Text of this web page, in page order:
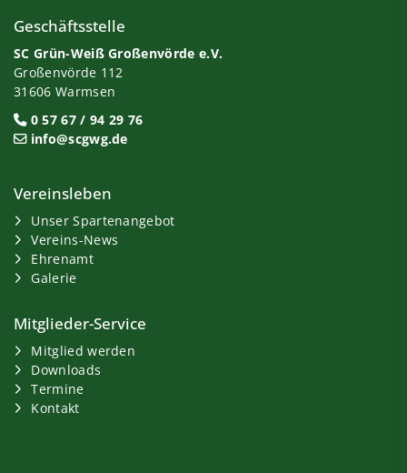
Geschäftsstelle
SC Grün-Weiß Großenvörde e.V.
Großenvörde 112
31606 Warmsen
0 57 67 / 94 29 76
info@scgwg.de
Vereinsleben
Unser Spartenangebot
Vereins-News
Ehrenamt
Galerie
Mitglieder-Service
Mitglied werden
Downloads
Termine
Kontakt